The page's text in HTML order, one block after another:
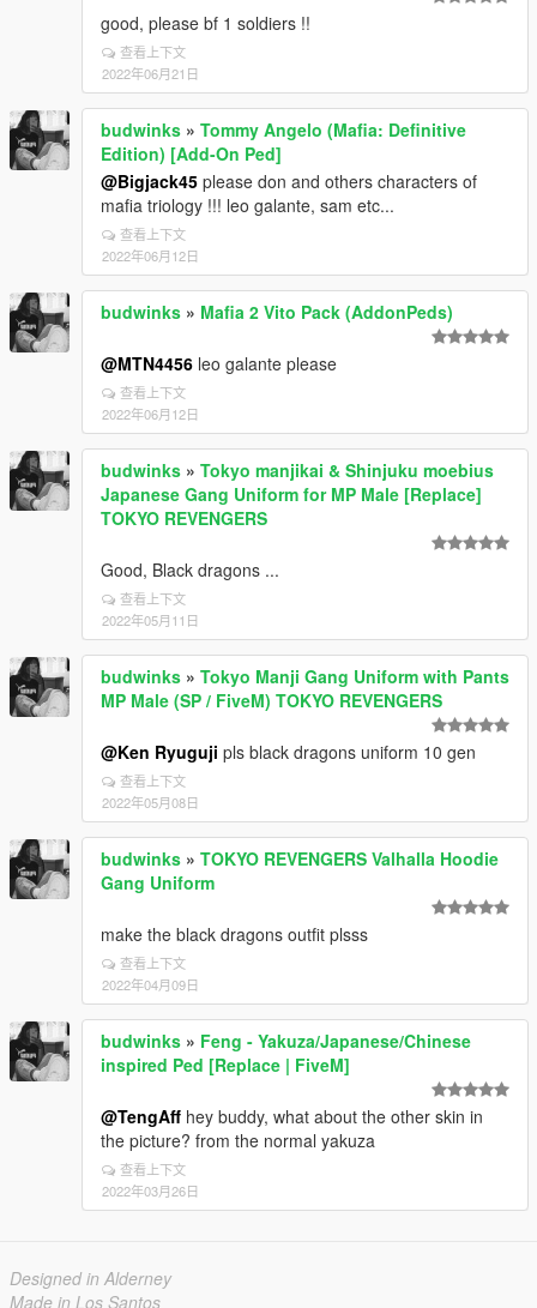
good, please bf 1 soldiers !!
查看上下文
2022年06月21日
budwinks » Tommy Angelo (Mafia: Definitive
Edition) [Add-On Ped]
@Bigjack45 please don and others characters of
mafia triology !!! leo galante, sam etc...
查看上下文
2022年06月12日
budwinks » Mafia 2 Vito Pack (AddonPeds)
@MTN4456 leo galante please
查看上下文
2022年06月12日
budwinks » Tokyo manjikai & Shinjuku moebius
Japanese Gang Uniform for MP Male [Replace]
TOKYO REVENGERS
Good, Black dragons ...
查看上下文
2022年05月11日
budwinks » Tokyo Manji Gang Uniform with Pants
MP Male (SP / FiveM) TOKYO REVENGERS
@Ken Ryuguji pls black dragons uniform 10 gen
查看上下文
2022年05月08日
budwinks » TOKYO REVENGERS Valhalla Hoodie
Gang Uniform
make the black dragons outfit plsss
查看上下文
2022年04月09日
budwinks » Feng - Yakuza/Japanese/Chinese
inspired Ped [Replace | FiveM]
@TengAff hey buddy, what about the other skin in
the picture? from the normal yakuza
查看上下文
2022年03月26日
Designed in Alderney
Made in Los Santos